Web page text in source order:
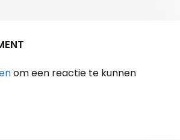
om een reactie te kunnen